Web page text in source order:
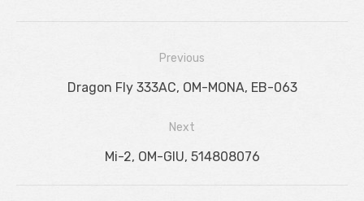
Navigácia
Previous
Previous
Dragon Fly 333AC, OM-MONA, EB-063
Next
Next
Mi-2, OM-GIU, 514808076